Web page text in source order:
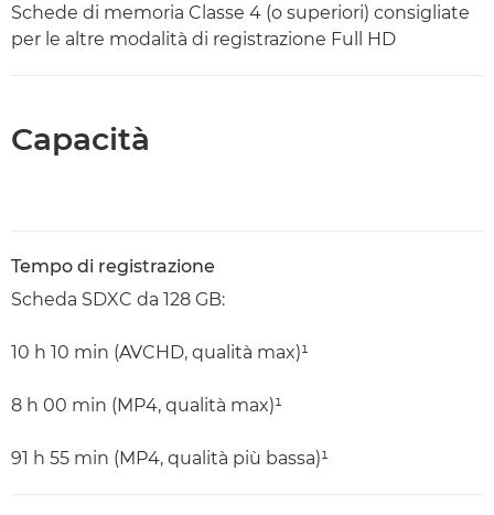
Schede di memoria Classe 4 (o superiori) consigliate
per le altre modalità di registrazione Full HD
Capacità
Tempo di registrazione
Scheda SDXC da 128 GB:
10 h 10 min (AVCHD, qualità max)¹
8 h 00 min (MP4, qualità max)¹
91 h 55 min (MP4, qualità più bassa)¹